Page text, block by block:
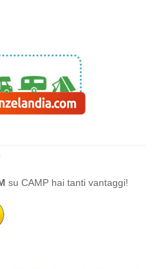
su CAMP hai tanti vantaggi!